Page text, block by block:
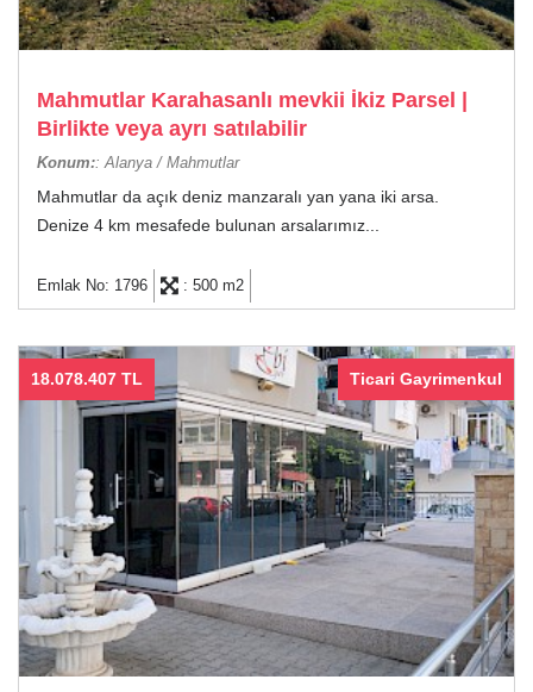
Mahmutlar Karahasanlı mevkii İkiz Parsel |
Birlikte veya ayrı satılabilir
Konum:: Alanya / Mahmutlar
Mahmutlar da açık deniz manzaralı yan yana iki arsa.
Denize 4 km mesafede bulunan arsalarımız...
Emlak No: 1796 : 500 m2
Ticari Gayrimenkul
18.078.407 TL